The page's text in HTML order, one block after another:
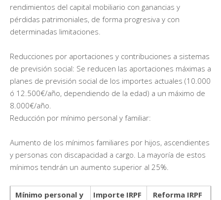
rendimientos del capital mobiliario con ganancias y
pérdidas patrimoniales, de forma progresiva y con
determinadas limitaciones.
Reducciones por aportaciones y contribuciones a sistemas
de previsión social: Se reducen las aportaciones máximas a
planes de previsión social de los importes actuales (10.000
ó 12.500€/año, dependiendo de la edad) a un máximo de
8.000€/año.
Reducción por mínimo personal y familiar:
Aumento de los mínimos familiares por hijos, ascendientes
y personas con discapacidad a cargo. La mayoría de estos
mínimos tendrán un aumento superior al 25%.
Mínimo personal y
Importe IRPF
Reforma IRPF